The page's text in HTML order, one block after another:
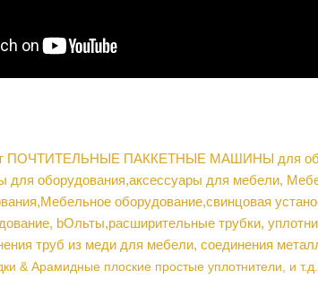
ПОЧТИТЕЛЬНЫЕ ПАККЕТНЫЕ МАШИНЫ для
для оборудования,аксессуары для мебели,
,Мебельное оборудование,свинцовая
, bОльты,расширительные трубки,
труб из меди для мебели, соединения
& Арамидные плоские простые уплотнители , и т.д.